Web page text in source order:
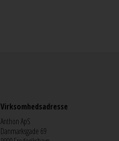
Virksomhedsadresse
Anthon ApS
Danmarksgade 69